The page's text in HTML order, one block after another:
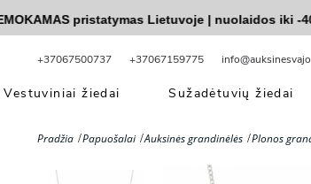
pristatymas Lietuvoje|nuolaidos iki -40%
+37067500737 +37067159775
Vestuviniai žiedai Sužadėtuvių žiedai
Pradžia Papuošalai Auksinės grandinėlės Plonos